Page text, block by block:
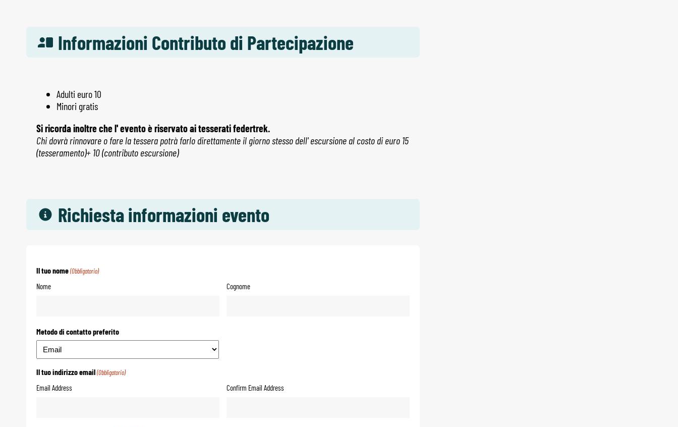
Informazioni Contributo di Partecipazione
Adulti euro 10
Minori gratis
Si ricorda inoltre che l' evento è riservato ai tesserati federtrek.
Chi dovrà rinnovare o fare la tessera potrà farlo direttamente il giorno stesso dell' escursione al costo di euro 15
(tesseramento)+ 10 (contributo escursione)
Richiesta informazioni evento
Il tuo nome (Obbligatorio)
Nome Cognome
Metodo di contatto preferito
Il tuo indirizzo email (Obbligatorio)
Email Address Confirm Email Address